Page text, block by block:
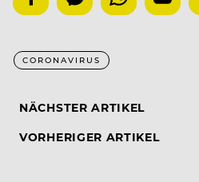
CORONAVIRUS
NÄCHSTER ARTIKEL
VORHERIGER ARTIKEL